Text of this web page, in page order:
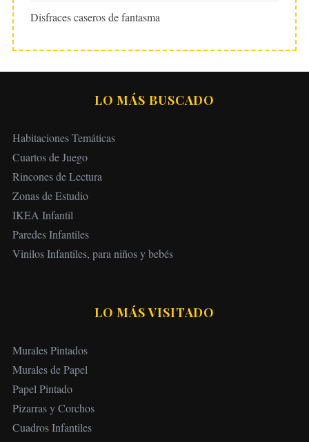
Disfraces caseros de fantasma
LO MÁS BUSCADO
Habitaciones Temáticas
Cuartos de Juego
Rincones de Lectura
Zonas de Estudio
IKEA Infantil
Paredes Infantiles
Vinilos Infantiles, para niños y bebés
LO MÁS VISITADO
Murales Pintados
Murales de Papel
Papel Pintado
Pizarras y Corchos
Cuadros Infantiles